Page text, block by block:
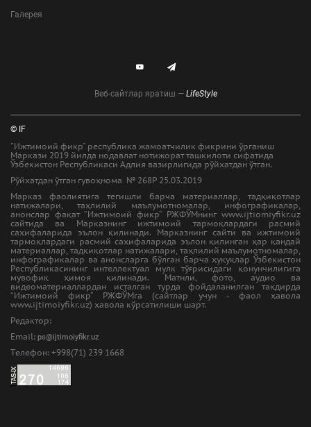
Галерея
Веб-сайтлар яратиш — LifeStyle
© IF
"Ижтимоий фикр" республика жамоатчилик фикрини ўрганиш
Маркази 2019 йилда нодавлат нотижорат ташкилоти сифатида
Ўзбекистон Республикаси Адлия вазирлигида рўйхатдан ўтган.
Рўйхатдан ўтган гувоҳнома № 268Р 25.03.2019
Марказ фаолиятига тегишли барча материаллар, тадқиқотлар
натижалари, таҳлилий маълумотномалар, инфографикалар,
анонслар фақат “Ижтимоий фикр” РЖФЎМнинг www.ijtiomiyfikr.uz
сайтида ва Марказнинг ижтимоий тармоқлардаги расмий
саҳифаларида эълон қилинади. Марказнинг сайти ва ижтимоий
тармоқлардаги расмий саҳифаларида эълон қилинган ҳар қандай
материаллар, тадқиқотлар натижалари, таҳлилий маълумотномалар,
инфографикалар ва анонсларга бўлган барча ҳуқуқлар Ўзбекистон
Республикасининг интеллектуал мулк тўғрисидаги қонунчилигига
мувофиқ ҳимоя қилинади. Матнли, фото, аудио ва
видеоматериаллардан исталган турда фойдаланилган тақдирда
“Ижтимоий фикр” РЖФЎМга (сайтлар учун - фаол ҳавола
www.ijtimoiyfikr.uz) ҳавола кўрсатилиши шарт.
Редактор:
Email: ps@ijtimoiyfikr.uz
Tелефон: +998(71) 239 1668